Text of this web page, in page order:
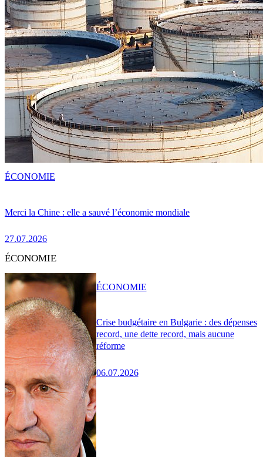
Merci la Chine : elle a sauvé l’économie mondiale
27.07.2026
ÉCONOMIE
ÉCONOMIE
Crise budgétaire en Bulgarie : des dépenses
record, une dette record, mais aucune
réforme
06.07.2026
ÉCONOMIE